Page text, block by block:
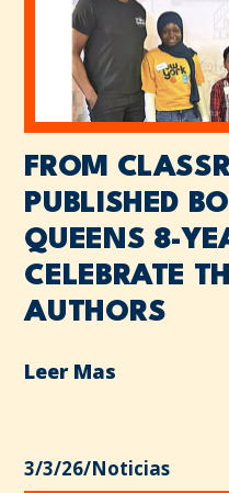
FROM
PUBLISHED
QUEENS 8-
CELEBRATE
AUTHORS
Leer Mas
3/3/26/Noticias